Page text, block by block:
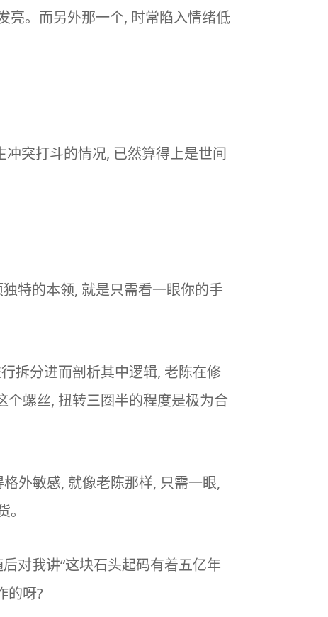
亮。而另外那一个, 时常陷入情绪低
突打斗的情况, 已然算得上是世间
特的本领, 就是只需看一眼你的手
拆分进而剖析其中逻辑, 老陈在修
个螺丝, 扭转三圈半的程度是极为合
外敏感, 就像老陈那样, 只需一眼,
对我讲“这块石头起码有着五亿年
的呀?